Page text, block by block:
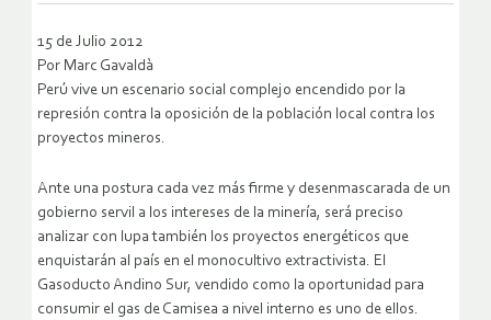
15 de Julio 2012
Por Marc Gavaldà
Perú vive un escenario social complejo encendido por la
represión contra la oposición de la población local contra los
proyectos mineros.
Ante una postura cada vez más firme y desenmascarada de un
gobierno servil a los intereses de la minería, será preciso
analizar con lupa también los proyectos energéticos que
enquistarán al país en el monocultivo extractivista. El
Gasoducto Andino Sur, vendido como la oportunidad para
consumir el gas de Camisea a nivel interno es uno de ellos.